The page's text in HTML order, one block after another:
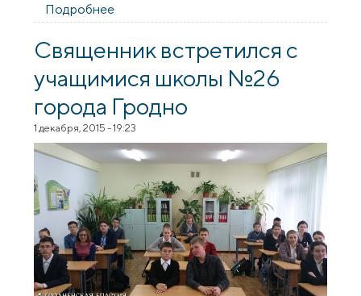
Подробнее
сотрудниками Гродненского областного
Священник встретился с
учащимися школы №26
города Гродно
1 декабря, 2015 - 19:23